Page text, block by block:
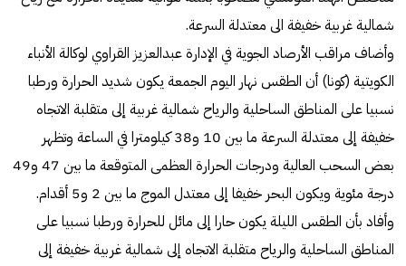
شمالية غربية خفيفة الى معتدلة السرعة.
وأضاف مراقب الأرصاد الجوية في الإدارة عبدالعزيز القراوي لوكالة الأنباء
الكويتية (كونا) أن الطقس نهار اليوم الجمعة يكون شديد الحرارة ورطبا
نسبيا على المناطق الساحلية والرياح شمالية غربية إلى متقلبة الاتجاه
خفيفة إلى معتدلة السرعة ما بين 10 و38 كيلومترا في الساعة وتظهر
بعض السحب العالية ودرجات الحرارة العظمى المتوقعة ما بين 47 و49
درجة مئوية ويكون البحر خفيفا إلى معتدل الموج ما بين 2 و5 أقدام.
وأفاد بأن الطقس الليلة يكون حارا إلى مائل للحرارة ورطبا نسبيا على
المناطق الساحلية والرياح متقلبة الاتجاه إلى شمالية غربية خفيفة إلى